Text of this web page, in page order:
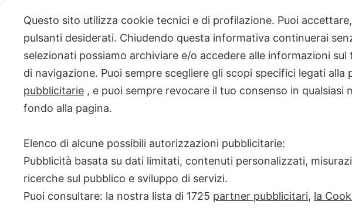
content
PROGETTO
NERO SU
BIANCO
Scuola di scrittura e creatività
FULL
SIZE
Questo sito utilizza cookie tecnici e di profilazione. Puoi
pulsanti desiderati. Chiudendo questa informativa continuerai
selezionati possiamo archiviare e/o accedere alle informazioni
di navigazione. Puoi sempre scegliere gli scopi specifici legati alla
pubblicitarie , e puoi sempre revocare il tuo consenso in
fondo alla pagina.
Elenco di alcune possibili autorizzazioni pubblicitarie:
Pubblicità basata su dati limitati, contenuti personalizzati,
ricerche sul pubblico e sviluppo di servizi.
Puoi consultare: la nostra lista di 1725 partner pubblicitari, la